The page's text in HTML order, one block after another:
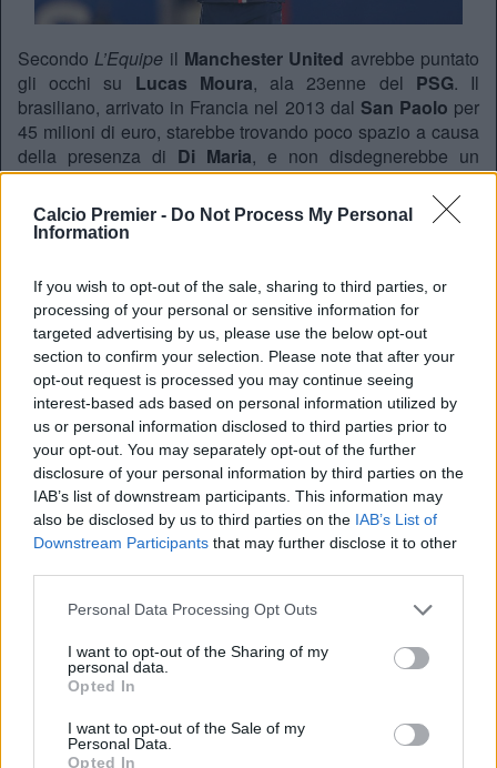
Calcio Premier - Do Not Process My Personal
Information
If you wish to opt-out of the sale, sharing to third parties, or
processing of your personal or sensitive information for
targeted advertising by us, please use the below opt-out
section to confirm your selection. Please note that after your
opt-out request is processed you may continue seeing
interest-based ads based on personal information utilized by
us or personal information disclosed to third parties prior to
your opt-out. You may separately opt-out of the further
disclosure of your personal information by third parties on the
IAB’s list of downstream participants. This information may
also be disclosed by us to third parties on the IAB’s List of
Downstream Participants that may further disclose it to other
Personal Data Processing Opt Outs
I want to opt-out of the Sharing of my
personal data.
Opted In
I want to opt-out of the Sale of my
Personal Data.
Opted In
Secondo L’Equipe il Manchester United avrebbe puntato
gli occhi su Lucas Moura, ala 23enne del PSG. Il
brasiliano, arrivato in Francia nel 2013 dal San Paolo per
45 milioni di euro, starebbe trovando poco spazio a causa
della presenza di Di Maria, e non disdegnerebbe un
trasferimento in Inghilterra alla corte diVan Gaal.
GiàFerguson, nel 2012, aveva segnalato il giocatore alla
società, salvo poi arrendersi di fronte alla concorrenza dei
REDAZIONE
Twitter @Calciopremier
Anno di Fondazione:1878 come Newton Health LYR F.C.
Stadio:Old Trafford (75.731)
Città: Manchester
Presidente:Avram Glazer e Joel Glazer